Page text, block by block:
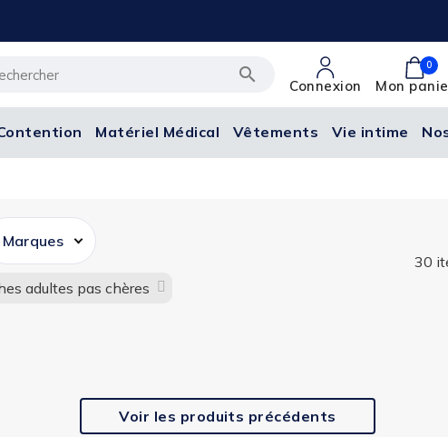
 Connexion
0
Mon
Matériel Médical Vêtements Vie intime
adultes pas chères
Marques
30
Voir les produits précédents